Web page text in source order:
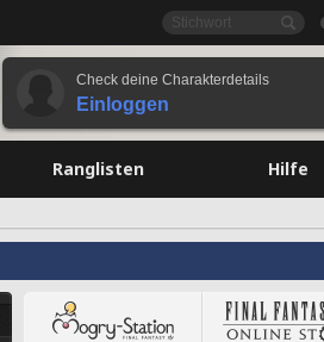
Check deine Charakterdetails
Einloggen
Ranglisten Hilfe